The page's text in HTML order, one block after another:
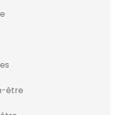
être